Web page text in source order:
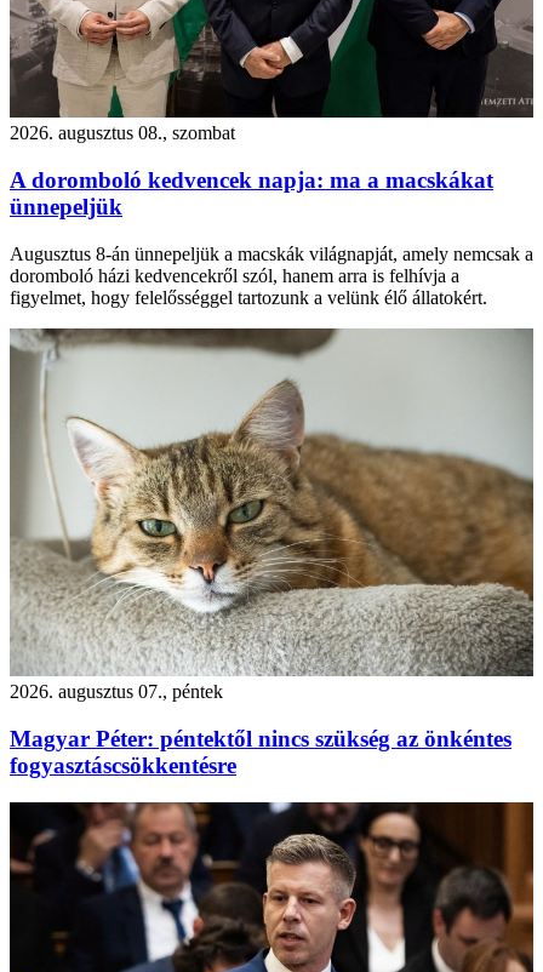
2026. augusztus 08., szombat
A doromboló kedvencek napja: ma a macskákat
ünnepeljük
Augusztus 8-án ünnepeljük a macskák világnapját, amely nemcsak a
doromboló házi kedvencekről szól, hanem arra is felhívja a
figyelmet, hogy felelősséggel tartozunk a velünk élő állatokért.
2026. augusztus 07., péntek
Magyar Péter: péntektől nincs szükség az önkéntes
fogyasztáscsökkentésre